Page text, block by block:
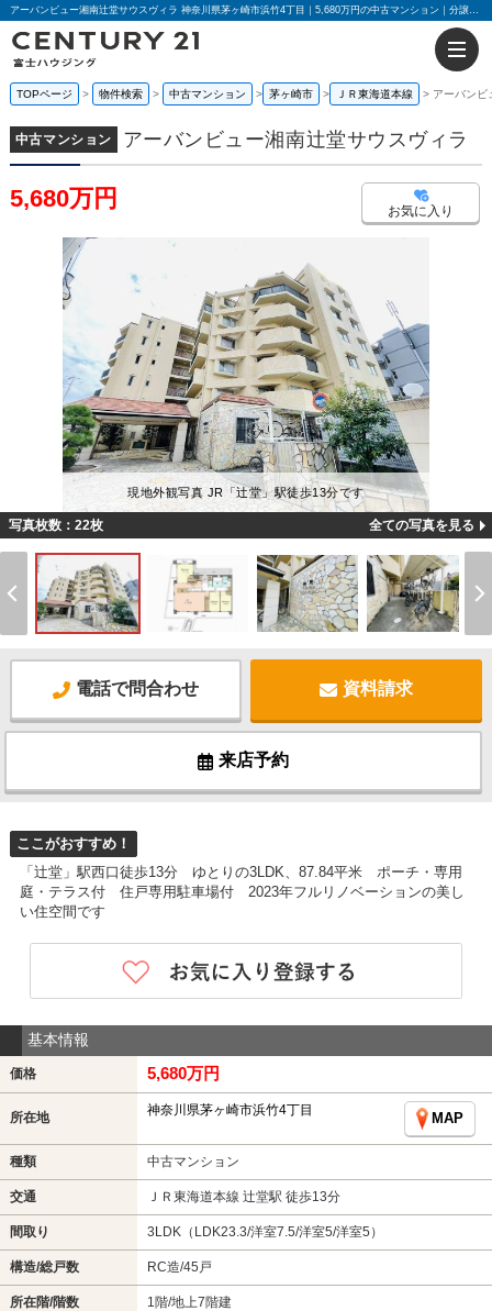
アーバンビュー湘南辻堂サウスヴィラ 神奈川県茅ヶ崎市浜竹4丁目｜5,680万円の中古マンション｜分譲住宅や新築物件｜センチュリー21富士ハウジング
TOPページ 物件検索 中古マンション 茅ヶ崎市 ＪＲ東海道本線 アーバンビ
中古マンション アーバンビュー湘南辻堂サウスヴィラ
5,680万円 お気に入り
現地外観写真 JR「辻堂」駅徒歩13分です
写真枚数：22枚 全ての写真を見る
電話で問合わせ 資料請求
来店予約
ここがおすすめ！
「辻堂」駅西口徒歩13分 ゆとりの3LDK、87.84平米 ポーチ・専用
庭・テラス付 住戸専用駐車場付 2023年フルリノベーションの美し
い住空間です
基本情報
価格 5,680万円
所在地 神奈川県茅ヶ崎市浜竹4丁目
MAP
種類 中古マンション
交通 ＪＲ東海道本線 辻堂駅 徒歩13分
間取り 3LDK（LDK23.3/洋室7.5/洋室5/洋室5）
構造/総戸数 RC造/45戸
所在階/階数 1階/地上7階建